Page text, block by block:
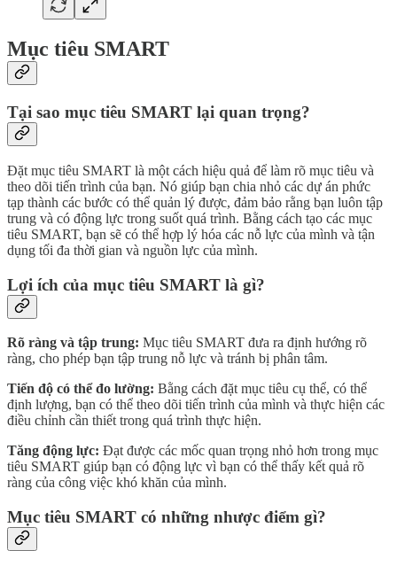
Mục tiêu SMART
Tại sao mục tiêu SMART lại quan trọng?
Đặt mục tiêu SMART là một cách hiệu quả để làm rõ mục tiêu và
theo dõi tiến trình của bạn. Nó giúp bạn chia nhỏ các dự án phức
tạp thành các bước có thể quản lý được, đảm bảo rằng bạn luôn tập
trung và có động lực trong suốt quá trình. Bằng cách tạo các mục
tiêu SMART, bạn sẽ có thể hợp lý hóa các nỗ lực của mình và tận
dụng tối đa thời gian và nguồn lực của mình.
Lợi ích của mục tiêu SMART là gì?
Rõ ràng và tập trung: Mục tiêu SMART đưa ra định hướng rõ
ràng, cho phép bạn tập trung nỗ lực và tránh bị phân tâm.
Tiến độ có thể đo lường: Bằng cách đặt mục tiêu cụ thể, có thể
định lượng, bạn có thể theo dõi tiến trình của mình và thực hiện các
điều chỉnh cần thiết trong quá trình thực hiện.
Tăng động lực: Đạt được các mốc quan trọng nhỏ hơn trong mục
tiêu SMART giúp bạn có động lực vì bạn có thể thấy kết quả rõ
ràng của công việc khó khăn của mình.
Mục tiêu SMART có những nhược điểm gì?